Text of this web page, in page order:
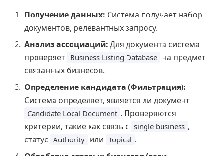
Получение данных: Система получает набор
документов, релевантных запросу.
Анализ ассоциаций: Для документа система
проверяет Business Listing Database на предмет
связанных бизнесов.
Определение кандидата (Фильтрация):
Система определяет, является ли документ
Candidate Local Document . Проверяются
критерии, такие как связь с single business ,
статус Authority или Topical .